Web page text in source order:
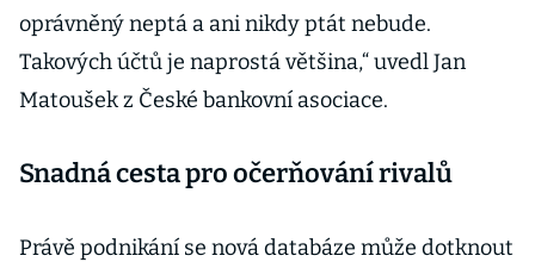
oprávněný neptá a ani nikdy ptát nebude.
Takových účtů je naprostá většina,“ uvedl Jan
Matoušek z České bankovní asociace.
Snadná cesta pro očerňování rivalů
Právě podnikání se nová databáze může dotknout